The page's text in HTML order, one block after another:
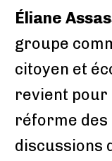
Éliane
groupe
citoyen et
revient pour
réforme
discussions